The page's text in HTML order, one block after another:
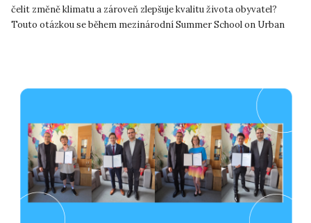
čelit změně klimatu a zároveň zlepšuje kvalitu života obyvatel?
Touto otázkou se během mezinárodní Summer School on Urban